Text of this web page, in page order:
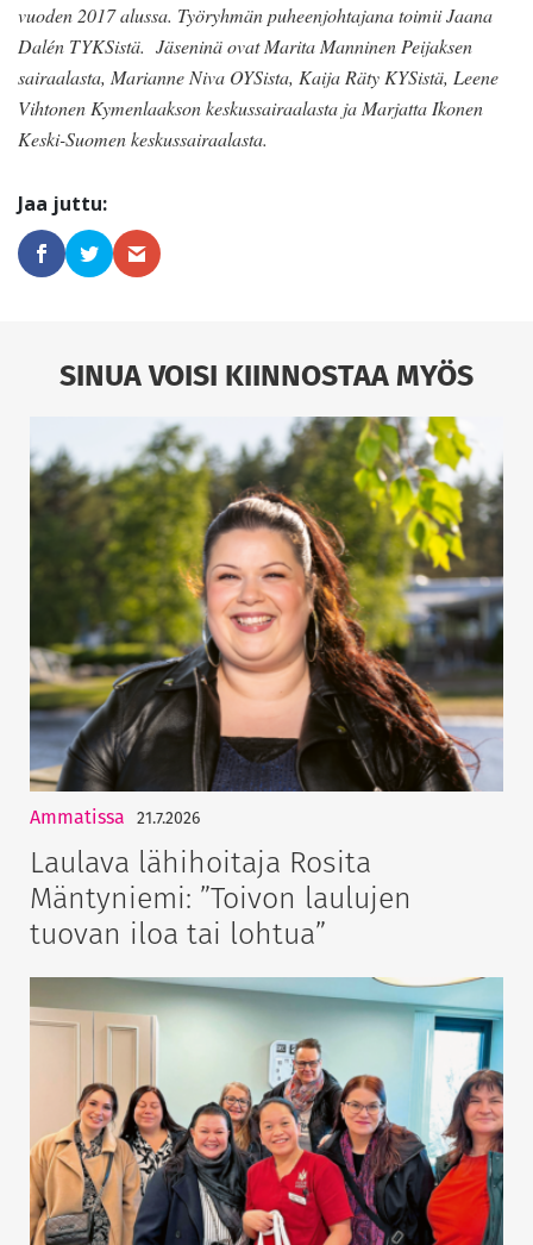
vuoden 2017 alussa. Työryhmän puheenjohtajana toimii Jaana
Dalén TYKSistä. Jäseninä ovat Marita Manninen Peijaksen
sairaalasta, Marianne Niva OYSista, Kaija Räty KYSistä, Leene
Vihtonen Kymenlaakson keskussairaalasta ja Marjatta Ikonen
Keski-Suomen keskussairaalasta.
SINUA VOISI KIINNOSTAA MYÖS
Ammatissa 21.7.2026
Laulava lähihoitaja Rosita
Mäntyniemi: ”Toivon laulujen
tuovan iloa tai lohtua”